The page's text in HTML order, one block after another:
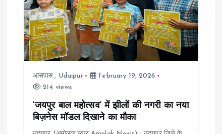
g
a
आसपास, Udaipur
February 19, 2026
214 views
‘जयपुर बाल महोत्सव’ में झीलों की नगरी का नया
बिज़नेस मॉडल दिखाने का मौका